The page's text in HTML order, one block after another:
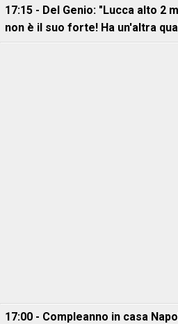
17:15 - Del Genio: "Lucca alto 2
non è il suo forte! Ha un'altra
17:00 - Compleanno in casa